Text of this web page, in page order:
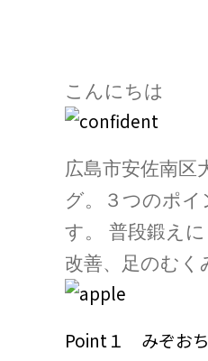
こんにちは
広島市安佐南
グ。３つのポ
す。
普段鍛え
改善、足のむ
Point１ みぞおち